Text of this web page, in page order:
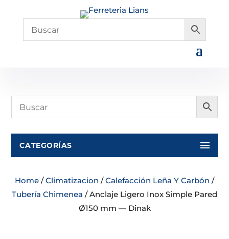
CATEGORÍAS
Home /Climatizacion /Calefacción Leña Y Carbón /
Tubería Chimenea / Anclaje Ligero Inox Simple Pared
Ø150 mm — Dinak